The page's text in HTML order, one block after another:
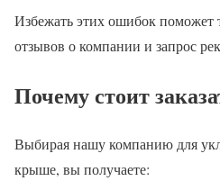
Избежать этих ошибок поможет
отзывов о компании и запрос
Почему стоит
Выбирая нашу компанию для
крыше, вы получаете: